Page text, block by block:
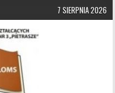
7 SIERPNIA 2026